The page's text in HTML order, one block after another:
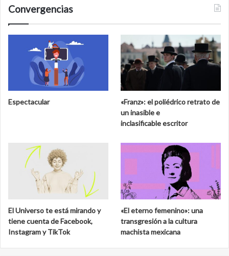
Convergencias
Espectacular
«Franz»: el poliédrico retrato de
un inasible e
inclasificable escritor
El Universo te está mirando y
tiene cuenta de Facebook,
Instagram y TikTok
«El eterno femenino»: una
transgresión a la cultura
machista mexicana